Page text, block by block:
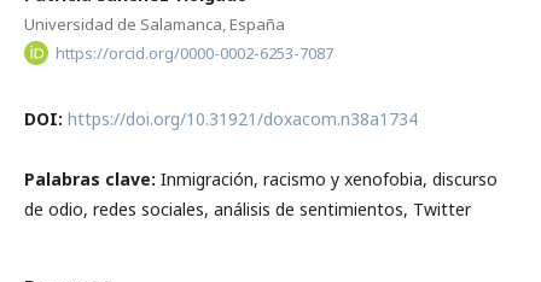
Universidad de Salamanca, España
https://orcid.org/0000-0002-6253-7087
DOI: https://doi.org/10.31921/doxacom.n38a1734
Palabras clave: Inmigración, racismo y xenofobia, discurso
de odio, redes sociales, análisis de sentimientos, Twitter